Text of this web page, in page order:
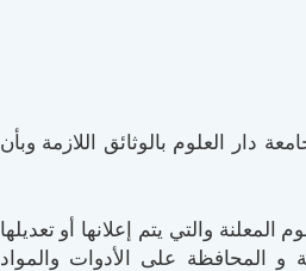
دار العلوم بالوثائق اللازمة وبأن
والتي يتم إعلانها أو تعديلها
و المحافظة على الأدوات والمواد